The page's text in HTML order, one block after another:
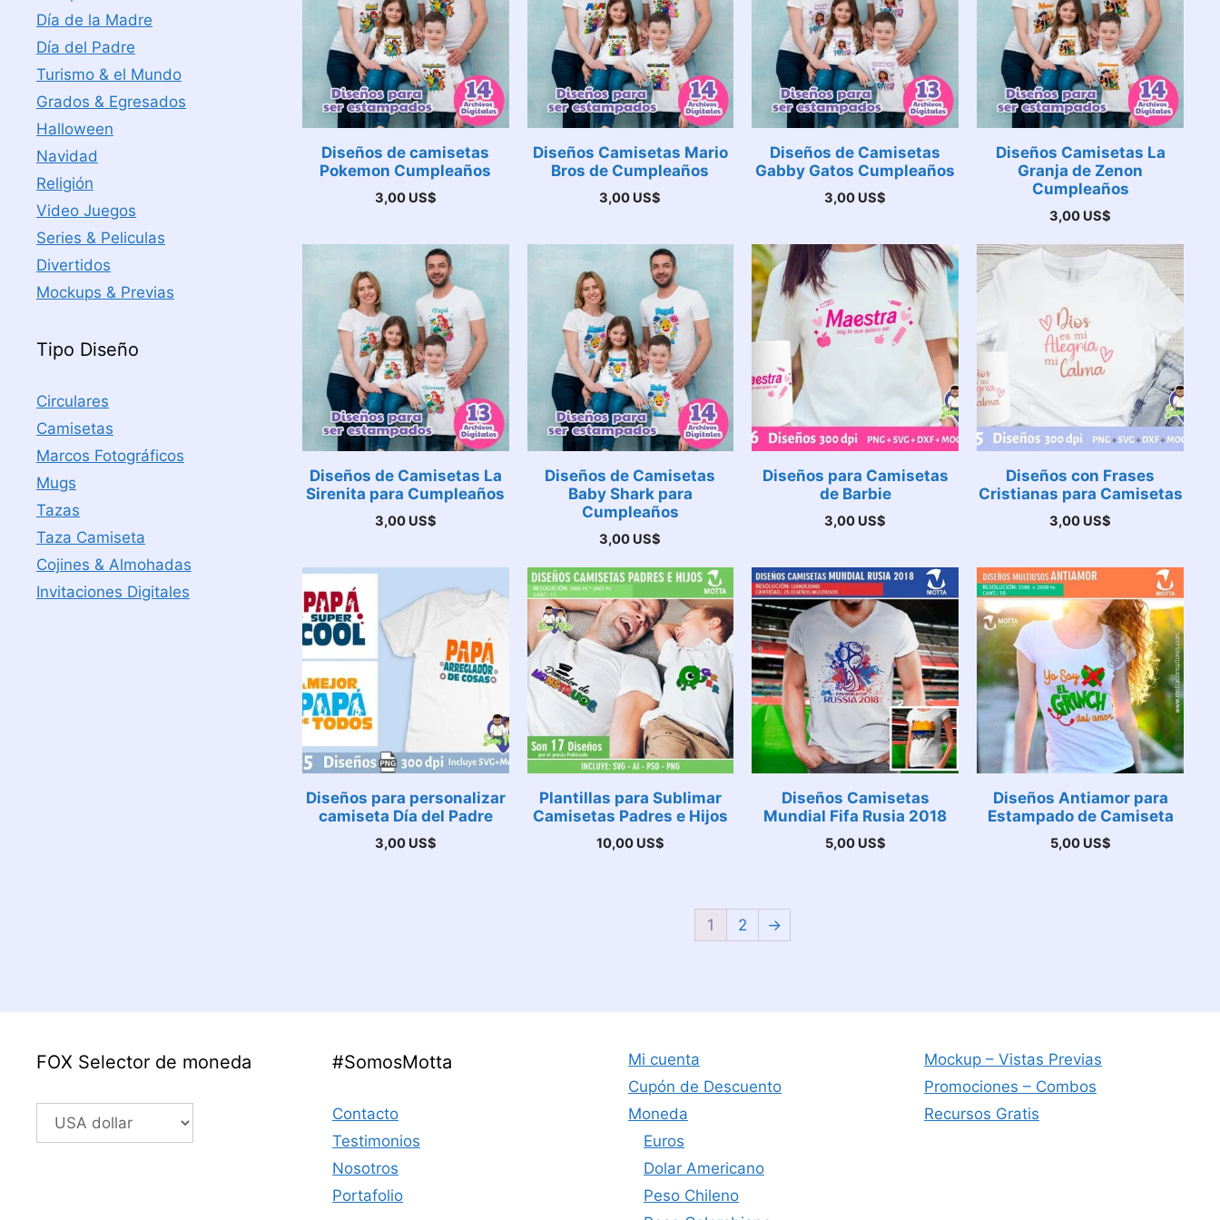
Diseños de camisetas
Pokemon Cumpleaños
3,00 US$
Diseños Camisetas Mario
Bros de Cumpleaños
3,00 US$
Diseños de Camisetas
Gabby Gatos Cumpleaños
3,00 US$
Diseños Camisetas La
Granja de Zenon
Cumpleaños
3,00 US$
Diseños de Camisetas La
Sirenita para Cumpleaños
3,00 US$
Diseños de Camisetas
Baby Shark para
Cumpleaños
3,00 US$
Diseños para Camisetas
de Barbie
3,00 US$
Diseños con Frases
Cristianas para Camisetas
3,00 US$
Diseños para personalizar
camiseta Día del Padre
3,00 US$
Plantillas para Sublimar
Camisetas Padres e Hijos
10,00 US$
Diseños Camisetas
Mundial Fifa Rusia 2018
5,00 US$
Diseños Antiamor para
Estampado de Camiseta
5,00 US$
1 2 →
Día de la Madre
Día del Padre
Turismo & el Mundo
Grados & Egresados
Halloween
Navidad
Religión
Video Juegos
Series & Peliculas
Divertidos
Mockups & Previas
Tipo Diseño
Circulares
Camisetas
Marcos Fotográficos
Mugs
Tazas
Taza Camiseta
Cojines & Almohadas
Invitaciones Digitales
FOX Selector de moneda #SomosMotta
Contacto
Testimonios
Nosotros
Portafolio
Mi cuenta
Cupón de Descuento
Moneda
Euros
Dolar Americano
Peso Chileno
Mockup – Vistas Previas
Promociones – Combos
Recursos Gratis